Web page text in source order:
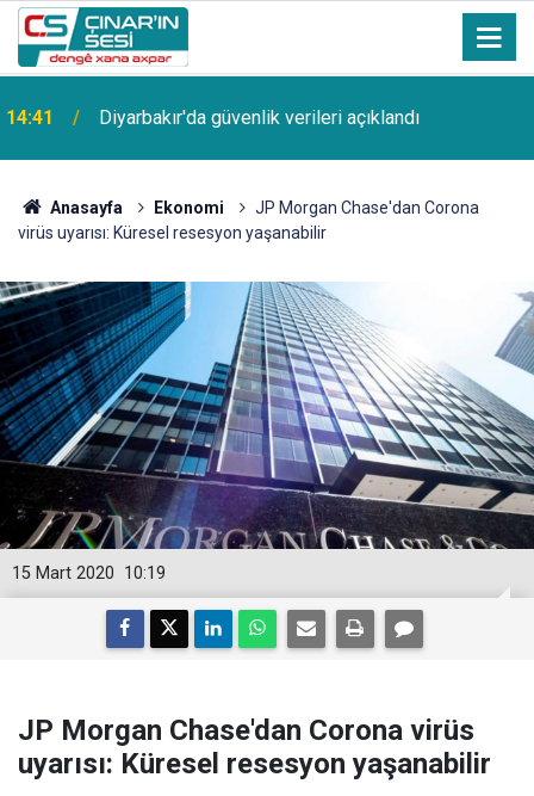
14:41 Diyarbakır'da güvenlik verileri açıklandı
Anasayfa Ekonomi
JP Morgan Chase'dan Corona
virüs uyarısı: Küresel resesyon yaşanabilir
10:19
15 Mart 2020
JP Morgan Chase'dan Corona virüs
uyarısı: Küresel resesyon yaşanabilir